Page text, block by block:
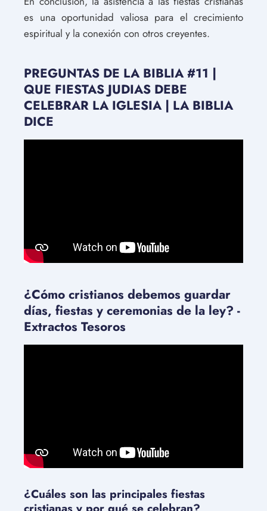
es una oportunidad valiosa para el crecimiento
espiritual y la conexión con otros creyentes.
PREGUNTAS DE LA BIBLIA #11 |
QUE FIESTAS JUDIAS DEBE
CELEBRAR LA IGLESIA | LA BIBLIA
DICE
¿Cómo cristianos debemos guardar
días, fiestas y ceremonias de la ley? -
Extractos Tesoros
¿Cuáles son las principales fiestas